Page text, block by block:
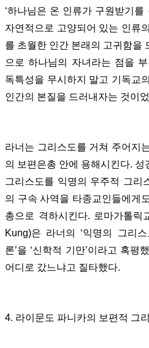
‘하나님은 온 인류가 구원받기를
자연적으로 고양되어 있는 인류
를 초월한 인간 본래의 고귀함을
으로 하나님의 자녀라는 점을
독특성을 무시하지 말고 기독교
인간의 본질을 드러내자는 것이
라너는 그리스도를 거쳐 주어지
의 보편은총 안에 용해시킨다.
그리스도를 익명의 우주적 그리
의 구속 사역을 타종교인들에게
총으로 격하시킨다. 로마가톨릭
Kung)은 라너의 ‘익명의 그리스
론’을 ‘신학적 기만’이라고 혹평
어디로 갔느냐고 질타했다.
4. 라이문도 파니카의 보편적 그